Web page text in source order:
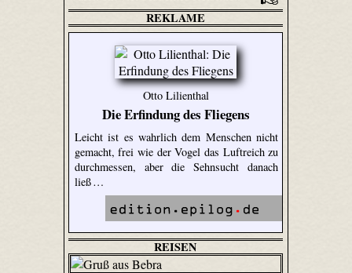
REKLAME
Otto Lilienthal
Die Erfindung des Fliegens
Leicht ist es wahrlich dem Menschen nicht
gemacht, frei wie der Vogel das Luftreich zu
durchmessen, aber die Sehnsucht danach
ließ …
REISEN